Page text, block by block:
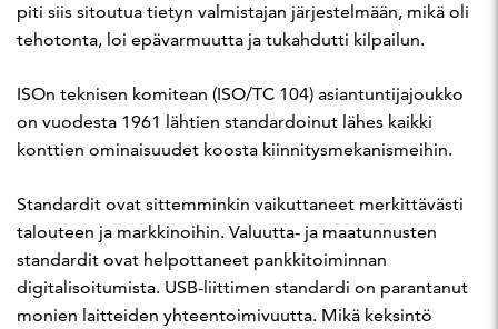
piti siis sitoutua tietyn valmistajan järjestelmään, mikä oli
tehotonta, loi epävarmuutta ja tukahdutti kilpailun.
ISOn teknisen komitean (ISO/TC 104) asiantuntijajoukko
on vuodesta 1961 lähtien standardoinut lähes kaikki
konttien ominaisuudet koosta kiinnitysmekanismeihin.
Standardit ovat sittemminkin vaikuttaneet merkittävästi
talouteen ja markkinoihin. Valuutta- ja maatunnusten
standardit ovat helpottaneet pankkitoiminnan
digitalisoitumista. USB-liittimen standardi on parantanut
monien laitteiden yhteentoimivuutta. Mikä keksintö